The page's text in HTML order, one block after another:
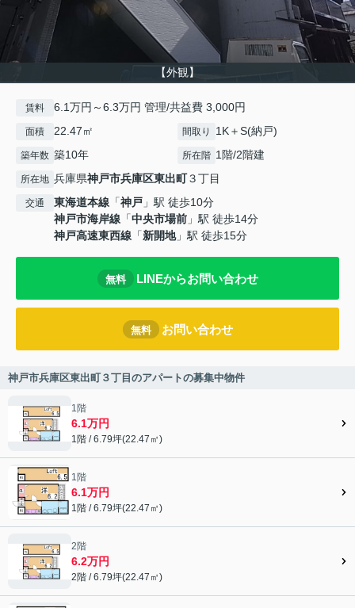
【外観】
賃料 6.1万円～6.3万円 管理/共益費 3,000円
面積 22.47㎡ 間取り 1K＋S(納戸)
築年数 築10年 所在階 1階/2階建
所在地 兵庫県神戸市兵庫区東出町３丁目
交通 東海道本線 「神戸 」駅 徒歩10分
神戸市海岸線 「中央市場前 」駅 徒歩14分
神戸高速東西線 「新開地」駅 徒歩15分
無料 LINEからお問い合わせ
無料 お問い合わせ
神戸市兵庫区東出町３丁目のアパートの募集中物件
1階
6.1万円
1階 / 6.79坪(22.47㎡)
1階
6.1万円
1階 / 6.79坪(22.47㎡)
2階
6.2万円
2階 / 6.79坪(22.47㎡)